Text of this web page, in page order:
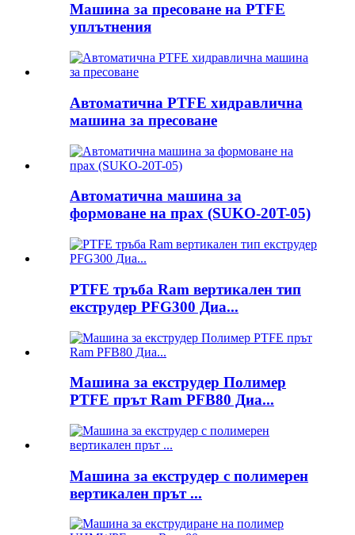
Машина за пресоване на PTFE
уплътнения
Автоматична PTFE хидравлична
машина за пресоване
Автоматична машина за
формоване на прах (SUKO-20T-05)
PTFE тръба Ram вертикален тип
екструдер PFG300 Диа...
Машина за екструдер Полимер
PTFE прът Ram PFB80 Диа...
Машина за екструдер с полимерен
вертикален прът ...